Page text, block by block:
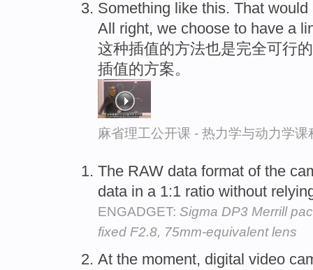
Something like this. That
All right, we choose to have a
这种插值的方法也是完全可行
插值的方案。
麻省理工公开课 - 热力学与动力学课
The RAW data format of the
data in a 1:1 ratio without
ENGADGET: Sigma DP3 Merrill
fixed F2.8, 75mm-equivalent lens
At the moment, digital video